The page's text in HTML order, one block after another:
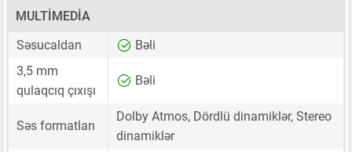
MULTIMEDIA
Səsucaldan
Bəli
3,5 mm
qulaqcıq çıxışı
Bəli
Səs formatları
Dolby Atmos, Dördlü dinamiklər, Stereo
dinamiklər